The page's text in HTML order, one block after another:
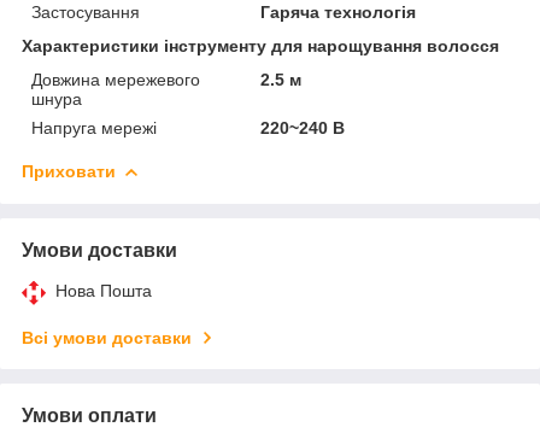
Застосування
Гаряча технологія
Характеристики інструменту для нарощування волосся
Довжина мережевого
шнура
2.5 м
Напруга мережі 220~240 В
Приховати
Умови доставки
Нова Пошта
Всі умови доставки
Умови оплати